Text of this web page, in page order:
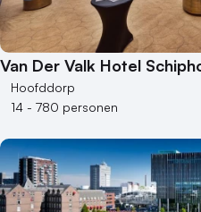
Van Der Valk Hotel
Hoofddorp
14 - 780 personen